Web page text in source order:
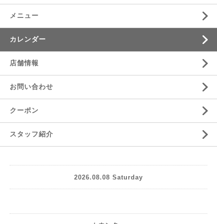
メニュー
カレンダー
店舗情報
お問い合わせ
クーポン
スタッフ紹介
2026.08.08 Saturday